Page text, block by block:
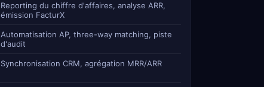
Reporting du chiffre d'affaires, analyse ARR,
émission FacturX
Automatisation AP, three-way matching, piste
d'audit
Synchronisation CRM, agrégation MRR/ARR